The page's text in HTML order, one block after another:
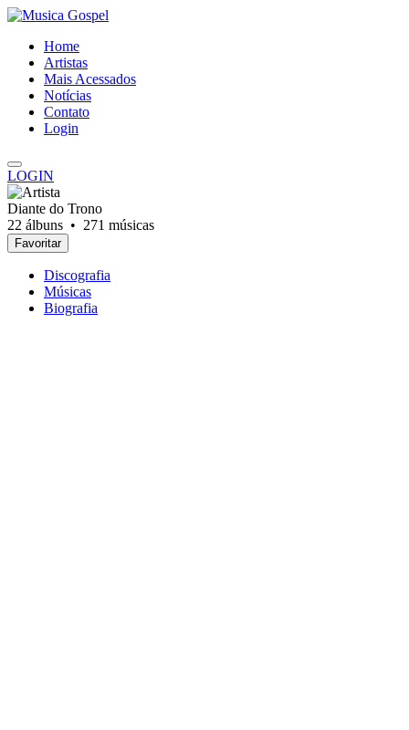
Home
Artistas
Mais Acessados
Notícias
Contato
Login
LOGIN
Diante do Trono
22 álbuns • 271 músicas
Favoritar
Discografia
Músicas
Biografia